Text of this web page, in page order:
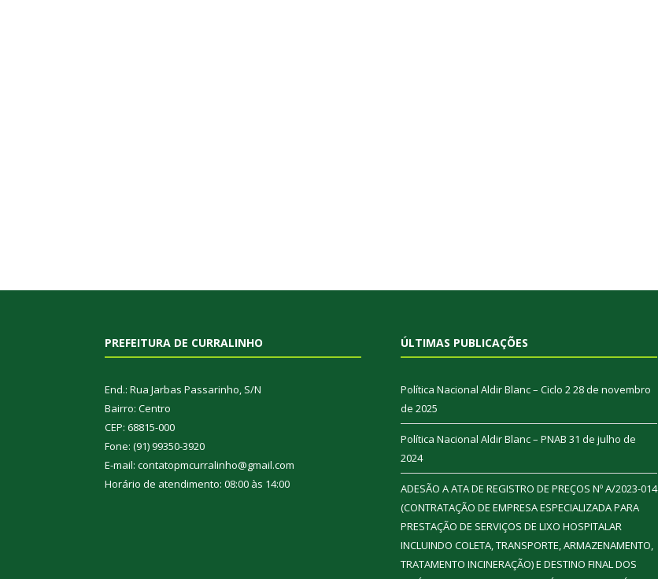
PREFEITURA DE CURRALINHO
End.: Rua Jarbas Passarinho, S/N
Bairro: Centro
CEP: 68815-000
Fone: (91) 99350-3920
E-mail: contatopmcurralinho@gmail.com
Horário de atendimento: 08:00 às 14:00
ÚLTIMAS PUBLICAÇÕES
Política Nacional Aldir Blanc – Ciclo 228 de novembro
de 2025
Política Nacional Aldir Blanc – PNAB 31 de julho de
2024
ADESÃO A ATA DE REGISTRO DE PREÇOS Nº A/2023-014
(CONTRATAÇÃO DE EMPRESA ESPECIALIZADA PARA
PRESTAÇÃO DE SERVIÇOS DE LIXO HOSPITALAR
INCLUINDO COLETA, TRANSPORTE, ARMAZENAMENTO,
TRATAMENTO INCINERAÇÃO) E DESTINO FINAL DOS